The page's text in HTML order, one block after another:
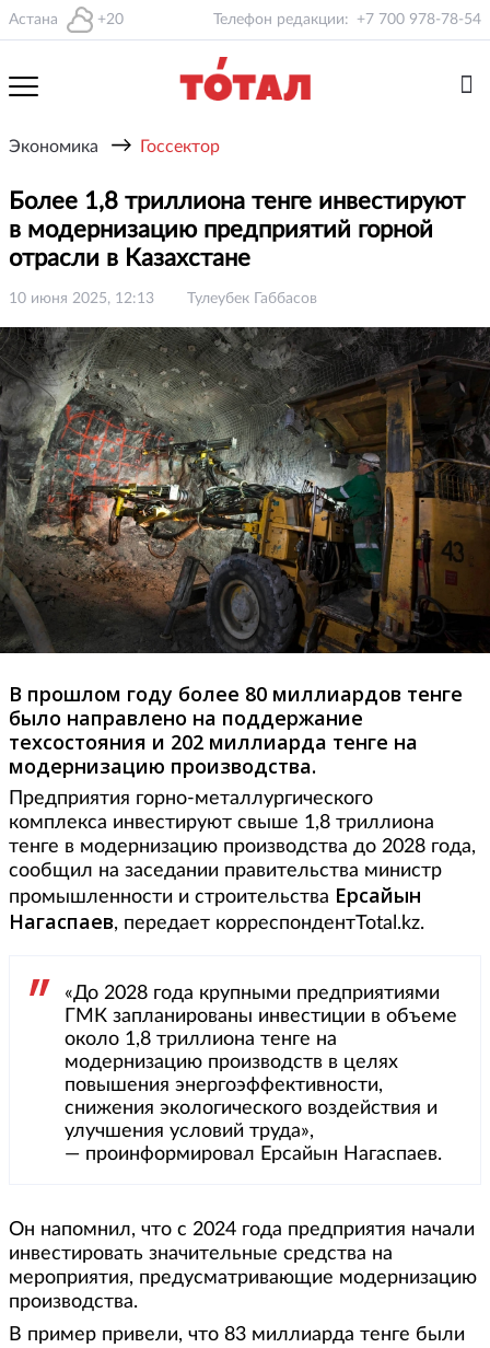
Астана +20 Телефон редакции: +7 700 978-78-54
Экономика → Госсектор
Более 1,8 триллиона тенге инвестируют
в модернизацию предприятий горной
отрасли в Казахстане
10 июня 2025, 12:13 Тулеубек Габбасов
В прошлом году более 80 миллиардов тенге
было направлено на поддержание
техсостояния и 202 миллиарда тенге на
модернизацию производства.
Предприятия горно-металлургического
комплекса инвестируют свыше 1,8 триллиона
тенге в модернизацию производства до 2028 года,
сообщил на заседании правительства министр
промышленности и строительства Ерсайын
Нагаспаев, передает корреспондентTotal.kz.
«До 2028 года крупными предприятиями
ГМК запланированы инвестиции в объеме
около 1,8 триллиона тенге на
модернизацию производств в целях
повышения энергоэффективности,
снижения экологического воздействия и
улучшения условий труда»,
— проинформировал Ерсайын Нагаспаев.
Он напомнил, что с 2024 года предприятия начали
инвестировать значительные средства на
мероприятия, предусматривающие модернизацию
производства.
В пример привели, что 83 миллиарда тенге были